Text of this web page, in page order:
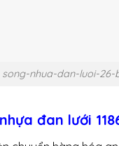
song-nhua-dan-luoi-26-
đan lưới